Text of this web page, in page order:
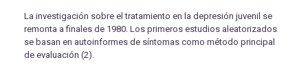
La investigación sobre el tratamiento en la depresión juvenil se
remonta a finales de 1980. Los primeros estudios aleatorizados
se basan en autoinformes de síntomas como método principal
de evaluación (2).